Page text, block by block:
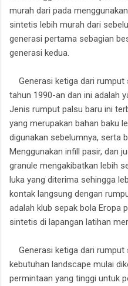
murah dari pada
sintetis lebih murah dari
generasi pertama sebagian
generasi kedua.
Generasi ketiga dari rumput
tahun 1990-an dan ini adalah
Jenis rumput palsu baru ini
yang merupakan bahan baku
digunakan sebelumnya, serta
Menggunakan infill pasir, dan
granule mengakibatkan lebih
luka yang diterima sehingga
kontak langsung dengan
adalah klub sepak bola Eropa
sintetis di lapangan latihan
Generasi ketiga dari rumput
kebutuhan landscape mulai
permintaan yang tinggi untuk